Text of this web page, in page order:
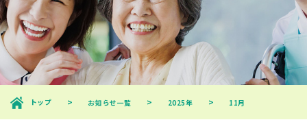
トップ お知らせ一覧 2025年 11月